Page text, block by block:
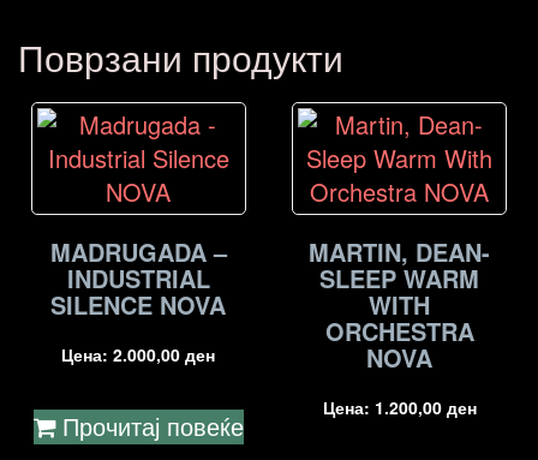
Поврзани продукти
MADRUGADA –
INDUSTRIAL
SILENCE NOVA
Цена:2.000,00ден
Прочитај повеќе
MARTIN, DEAN-
SLEEP WARM
WITH
ORCHESTRA
NOVA
Цена: 1.200,00 ден